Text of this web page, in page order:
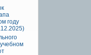
году